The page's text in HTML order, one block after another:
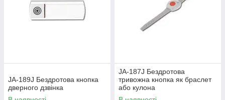
JA-189J Бездротова кнопка
дверного дзвінка
JA-187J Бездротова
тривожна кнопка як браслет
або кулона